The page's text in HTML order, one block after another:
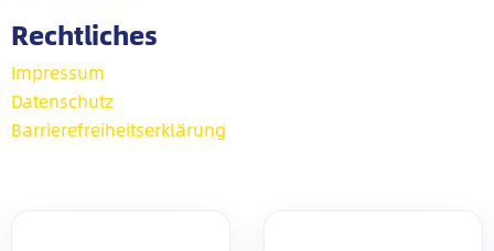
Rechtliches
Impressum
Datenschutz
Barrierefreiheitserklärung